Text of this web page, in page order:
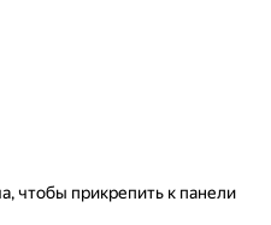
чтобы прикрепить к панели